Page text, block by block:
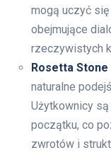
mogą uczyć
obejmujące
rzeczywistych
Rosetta Stone
naturalne
Użytkownicy
początku, co
zwrotów i